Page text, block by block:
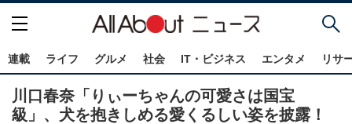
連載 ライフ グルメ 社会 IT・ビジネス エンタメ リサ
川口春奈「りぃーちゃんの可愛さは国宝
級」、犬を抱きしめる愛くるしい姿を披露！